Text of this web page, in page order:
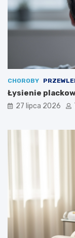
CHOROBY
Łysienie
27 lipca 2026